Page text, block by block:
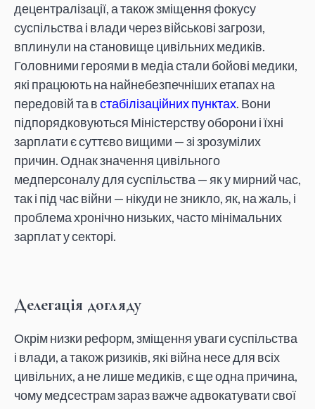
децентралізації, а також зміщення фокусу
суспільства і влади через військові загрози,
вплинули на становище цивільних медиків.
Головними героями в медіа стали бойові медики,
які працюють на найнебезпечніших етапах на
передовій та встабілізаційних пунктах. Вони
підпорядковуються Міністерству оборони і їхні
зарплати є суттєво вищими — зі зрозумілих
причин. Однак значення цивільного
медперсоналу для суспільства — як у мирний час,
так і під час війни — нікуди не зникло, як, на жаль, і
проблема хронічно низьких, часто мінімальних
зарплат у секторі.
Делегація догляду
Окрім низки реформ, зміщення уваги суспільства
і влади, а також ризиків, які війна несе для всіх
цивільних, а не лише медиків, є ще одна причина,
чому медсестрам зараз важче адвокатувати свої